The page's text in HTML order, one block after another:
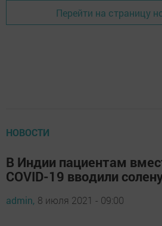
Перейти на страницу
НОВОСТИ
В Индии пациентам
COVID-19 вводили
admin, 8 июля 2021 - 09:00